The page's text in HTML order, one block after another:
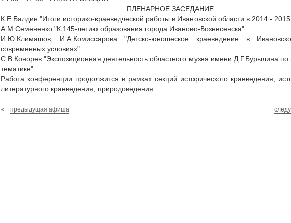
ПЛЕНАРНОЕ ЗАСЕДАНИЕ
К.Е.Балдин "Итоги историко-краеведческой работы в Ивановской области в 2014 - 2015
А.М.Семененко "К 145-летию образования города Иваново-Вознесенска"
И.Ю.Климашов, И.А.Комиссарова "Детско-юношеское краеведение в
современных условиях"
С.В.Конорев "Экспозиционная деятельность областного музея имени Д.Г.Бурылина по
тематике"
Работа конференции продолжится в рамках секций исторического краеведения,
литературного краеведения, природоведения.
« предыдущая афиша